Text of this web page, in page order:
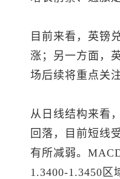
目前来看， 英镑
涨；另一方面，
场后续将重点关
从日线结构来看，
回落，目前短线
有所减弱。
1.3400-1.3450区